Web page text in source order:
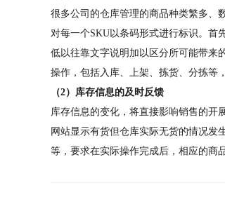
很多公司的仓库管理的商品种类繁多、
对每一个SKU以条码形式进行标识。首
低以往靠文字说明加以区分所可能带来
操作，包括入库、上架、拣货、分拣等
（2）库存信息的及时反馈
库存信息的变化，将直接影响销售的开
网站显示有货但仓库实际无货的情况发
等，要求在实际操作完成后，相应的商